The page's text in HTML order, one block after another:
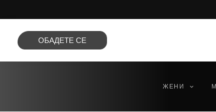
ОБАДЕТЕ СЕ
ЖЕНИ